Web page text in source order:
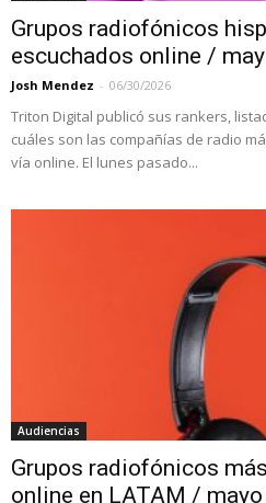
Grupos radiofónicos
escuchados online /
Josh Mendez - 06/30/2026
Triton Digital publicó sus rankers,
cuáles son las compañías de radio
vía online. El lunes pasado...
Audiencias
Grupos radiofónicos
online en LATAM /